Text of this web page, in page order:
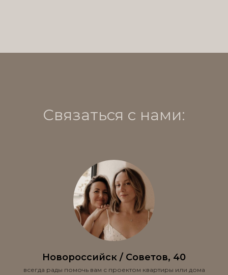
Связаться с нами:
Новороссийск / Советов, 40
всегда рады помочь вам с проектом квартиры или дома